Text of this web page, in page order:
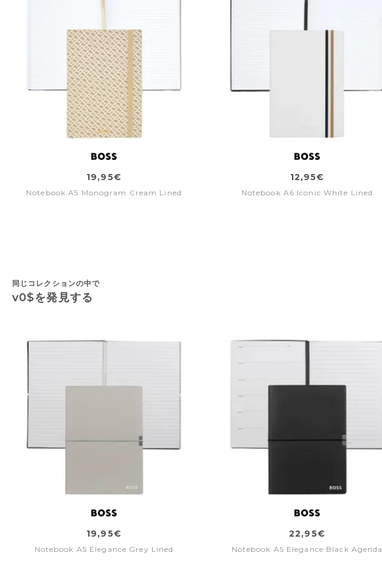
19,95€
Notebook A5 Monogram Cream Lined
12,95€
Notebook A6 Iconic White Lined
同じコレクションの中で
v0$を発見する
19,95€
Notebook A5 Elegance Grey Lined
22,95€
Notebook A5 Elegance Black Agenda